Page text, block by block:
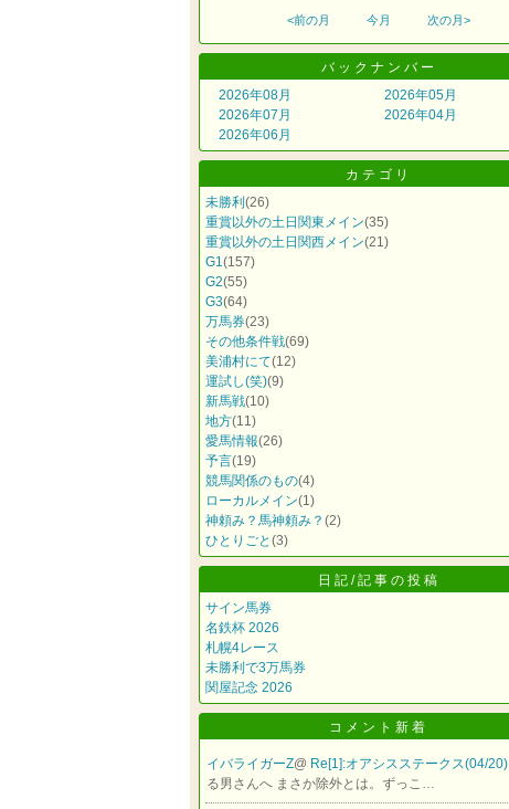
<前の月 今月 次の月>
バックナンバー
2026年08月
2026年07月
2026年06月
2026年05月
2026年04月
カテゴリ
未勝利 (26)
重賞以外の土日関東メイン(35)
重賞以外の土日関西メイン(21)
G1(157)
G2(55)
G3(64)
万馬券(23)
その他条件戦(69)
美浦村にて(12)
運試し(笑)(9)
新馬戦(10)
地方(11)
愛馬情報(26)
予言(19)
競馬関係のもの(4)
ローカルメイン(1)
神頼み？馬神頼み？ (2)
ひとりごと(3)
日記/記事の投稿
サイン馬券
名鉄杯 2026
札幌4レース
未勝利で3万馬券
関屋記念 2026
コメント新着
イバライガーZ@ Re[1]:オアシスステークス(04/20)
る男さんへ まさか除外とは。ずっこ…